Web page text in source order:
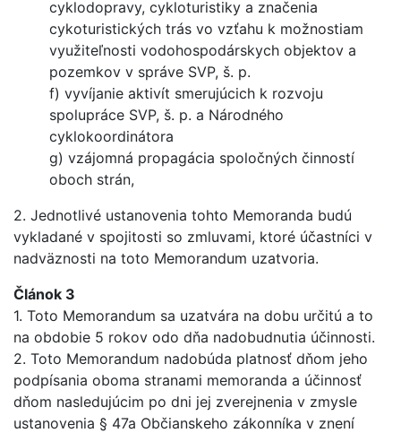
cyklodopravy, cykloturistiky a značenia
cykoturistických trás vo vzťahu k možnostiam
využiteľnosti vodohospodárskych objektov a
pozemkov v správe SVP, š. p.
f) vyvíjanie aktivít smerujúcich k rozvoju
spolupráce SVP, š. p. a Národného
cyklokoordinátora
g) vzájomná propagácia spoločných činností
oboch strán,
2. Jednotlivé ustanovenia tohto Memoranda budú
vykladané v spojitosti so zmluvami, ktoré účastníci v
nadväznosti na toto Memorandum uzatvoria.
Článok 3
1. Toto Memorandum sa uzatvára na dobu určitú a to
na obdobie 5 rokov odo dňa nadobudnutia účinnosti.
2. Toto Memorandum nadobúda platnosť dňom jeho
podpísania oboma stranami memoranda a účinnosť
dňom nasledujúcim po dni jej zverejnenia v zmysle
ustanovenia § 47a Občianskeho zákonníka v znení